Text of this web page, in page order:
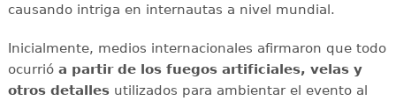
causando intriga en internautas a nivel mundial.
Inicialmente, medios internacionales afirmaron que todo
ocurrió a partir de los fuegos artificiales, velas y
otros detallesutilizados para ambientar el evento al